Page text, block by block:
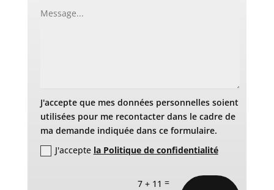
J'accepte que mes données personnelles soient
utilisées pour me recontacter dans le cadre de
ma demande indiquée dans ce formulaire.
J'accepte la Politique de confidentialité
7 + 11 =